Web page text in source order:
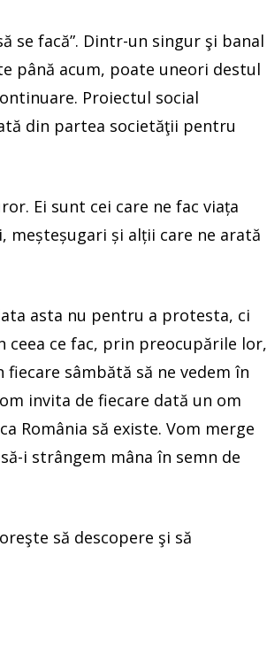
se facă”. Dintr-un singur şi banal
până acum, poate uneori destul
Proiectul social
din partea societăţii pentru
Ei sunt cei care ne fac viața
și alții care ne arată
asta nu pentru a protesta, ci
ce fac, prin preocupările lor,
sâmbătă să ne vedem în
invita de fiecare dată un om
România să existe. Vom merge
i strângem mâna în semn de
să descopere şi să